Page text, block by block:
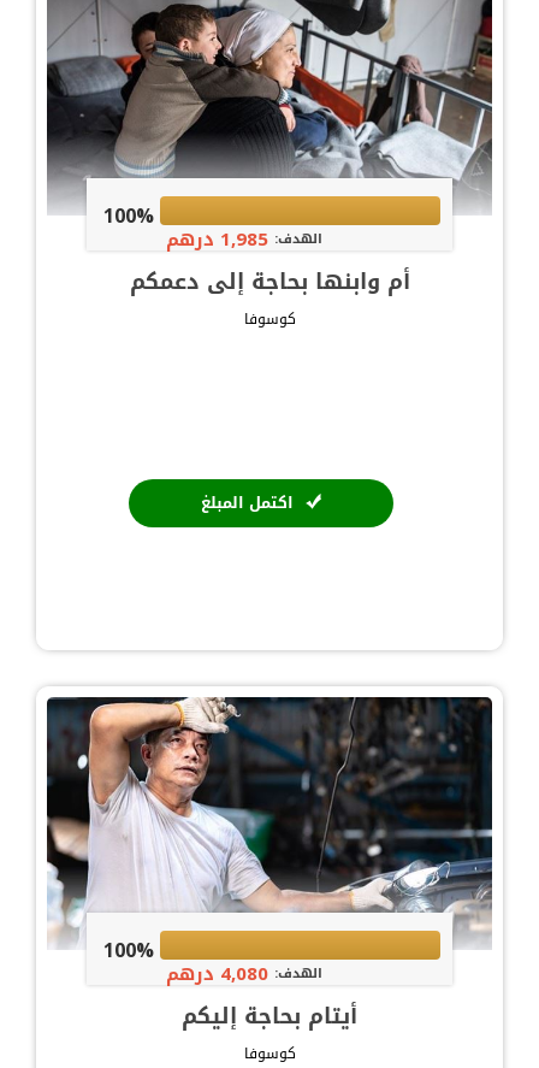
100%
الهدف: 1,985 درهم
أم وابنها بحاجة إلى دعمكم
كوسوفا
اكتمل المبلغ
100%
الهدف: 4,080 درهم
أيتام بحاجة إليكم
كوسوفا